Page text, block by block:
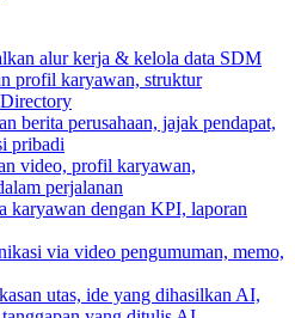
alur kerja & kelola data SDM
profil karyawan, struktur
berita perusahaan, jajak pendapat,
pribadi
video, profil karyawan,
perjalanan
karyawan dengan KPI, laporan
via video pengumuman, memo,
utas, ide yang dihasilkan AI,